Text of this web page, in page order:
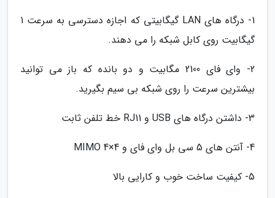
1- درگاه های LAN گیگابیتی که اجازه دسترسی به سرعت 1
گیگابیت روی کابل شبکه را می دهند.
2- وای فای 2100 مگابیت و دو بانده که باز می توانید
بیشترین سرعت را روی شبکه بی سیم بگیرید.
3- داشتن درگاه های USB و RJ11 خط تلفن ثابت
4- آنتن های 5 سی بل وای فای و MIMO 4×4
5- کیفیت ساخت خوب و کارایی بالا